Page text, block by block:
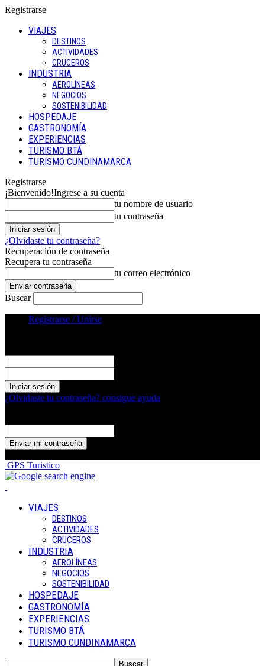
Registrarse
VIAJES
DESTINOS
ACTIVIDADES
CRUCEROS
INDUSTRIA
AEROLÍNEAS
NEGOCIOS
SOSTENIBILIDAD
HOSPEDAJE
GASTRONOMÍA
EXPERIENCIAS
TURISMO BTÁ
TURISMO CUNDINAMARCA
Registrarse
¡Bienvenido!Ingrese a su cuenta
tu nombre de usuario
tu contraseña
¿Olvidaste tu contraseña?
Recuperación de contraseña
Recupera tu contraseña
tu correo electrónico
Buscar
Registrarse / Unirse
¿Olvidaste tu contraseña? consigue ayuda
GPS Turistico
VIAJES
DESTINOS
ACTIVIDADES
CRUCEROS
INDUSTRIA
AEROLÍNEAS
NEGOCIOS
SOSTENIBILIDAD
HOSPEDAJE
GASTRONOMÍA
EXPERIENCIAS
TURISMO BTÁ
TURISMO CUNDINAMARCA